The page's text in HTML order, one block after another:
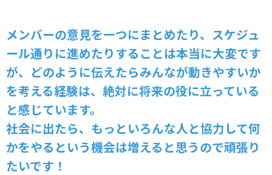
メンバーの意見を一つにまとめたり、スケジュ
ール通りに進めたりすることは本当に大変です
が、どのように伝えたらみんなが動きやすいか
を考える経験は、絶対に将来の役に立っている
と感じています。
社会に出たら、もっといろんな人と協力して何
かをやるという機会は増えると思うので頑張り
たいです！